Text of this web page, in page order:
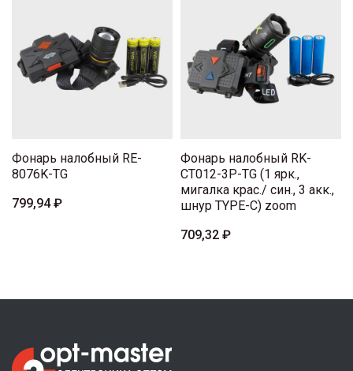
Фонарь налобный RE-
8076K-TG
799,94 ₽
Фонарь налобный RK-
CT012-3P-TG (1 ярк.,
мигалка крас./ син., 3 акк.,
шнур TYPE-C) zoom
709,32 ₽